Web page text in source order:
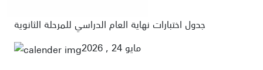
جدول اختبارات نهاية العام الدراسي للمرحلة الثانوية
مايو 24 , 2026